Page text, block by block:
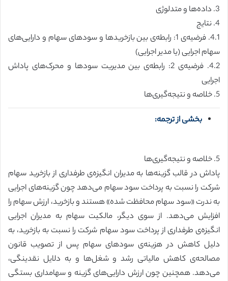
3. داده‌ها و متدلوژی
4. نتایج
4.1. فرضیه‌ی 1: رابطه‌ی بین بازخریدها و سودهای سهام و دارایی‌های
سهام اجرایی (یا مدیر اجرایی)
4.2. فرضیه‌ی 2: رابطه‌ی بین مدیریت سودها و محرک‌های پاداش
اجرایی
5. خلاصه و نتیجه‌گیری‌ها
بخشی از ترجمه:
5. خلاصه و نتیجه‌گیری‌ها
پاداش در قالب گزینه‌ها به مدیران انگیزه‌ی طرفداری از بازخرید سهام
شرکت را نسبت به پرداخت سود سهام می‌دهد چون گزینه‌های اجرایی
به ندرت «سود سهام محافظت شده» هستند و بازخرید، ارزش سهام را
افزایش می‌دهد. از سوی دیگر، مالکیت سهام به مدیران اجرایی
انگیزه‌ی طرفداری از پرداخت سود سهام شرکت را نسبت به بازخرید، به
دلیل کاهش در هزینه‌ی سودهای سهام پس از تصویب قانون
مصالحه‌ی کاهش مالیاتی رشد و شغل‌ها و به دلایل نقدینگی،
می‌دهد. همچنین چون ارزش دارایی‌های گزینه و سهامداری بستگی